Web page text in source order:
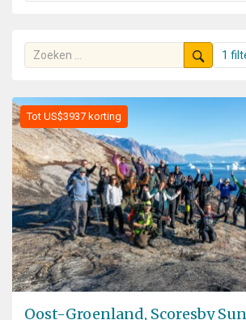
1
Tot US$3937 korting
Oost-Groenland, Scoresby